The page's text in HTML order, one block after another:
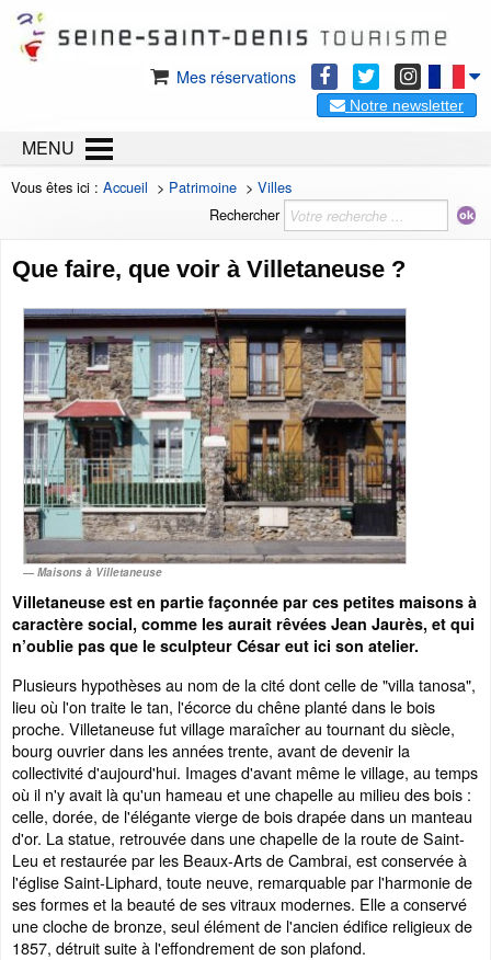
Mes réservations
Notre newsletter
MENU
Vous êtes ici : Accueil > Patrimoine > Villes
Rechercher
Que faire, que voir à Villetaneuse ?
Maisons à Villetaneuse
Villetaneuse est en partie façonnée par ces petites maisons à
caractère social, comme les aurait rêvées Jean Jaurès, et qui
n’oublie pas que le sculpteur César eut ici son atelier.
Plusieurs hypothèses au nom de la cité dont celle de "villa tanosa",
lieu où l'on traite le tan, l'écorce du chêne planté dans le bois
proche. Villetaneuse fut village maraîcher au tournant du siècle,
bourg ouvrier dans les années trente, avant de devenir la
collectivité d'aujourd'hui. Images d'avant même le village, au temps
où il n'y avait là qu'un hameau et une chapelle au milieu des bois :
celle, dorée, de l'élégante vierge de bois drapée dans un manteau
d'or. La statue, retrouvée dans une chapelle de la route de Saint-
Leu et restaurée par les Beaux-Arts de Cambrai, est conservée à
l'église Saint-Liphard, toute neuve, remarquable par l'harmonie de
ses formes et la beauté de ses vitraux modernes. Elle a conservé
une cloche de bronze, seul élément de l'ancien édifice religieux de
1857, détruit suite à l'effondrement de son plafond.